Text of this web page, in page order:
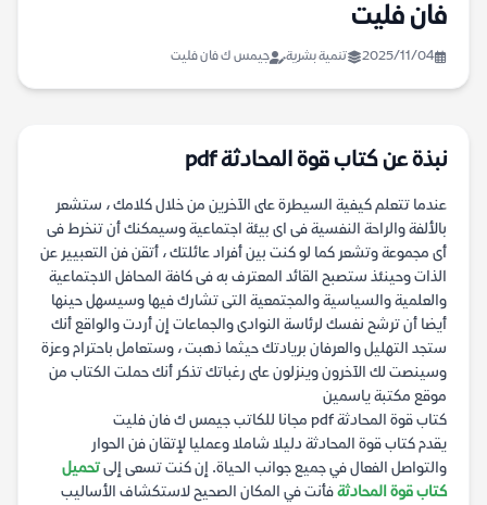
فان فليت
2025/11/04 تنمية بشرية جيمس ك فان فليت
نبذة عن كتاب قوة المحادثة pdf
عندما تتعلم كيفية السيطرة على الآخرين من خلال كلامك ، ستشعر
بالألفة والراحة النفسية فى اى بيئة اجتماعية وسيمكنك أن تنخرط فى
أى مجموعة وتشعر كما لو كنت بين أفراد عائلتك ، أتقن فن التعبيير عن
الذات وحينئذ ستصبح القائد المعترف به فى كافة المحافل الاجتماعية
والعلمية والسياسية والمجتمعية التى تشارك فيها وسيسهل حينها
أيضا أن ترشح نفسك لرئاسة النوادى والجماعات إن أردت والواقع أنك
ستجد التهليل والعرفان بريادتك حيثما ذهبت ، وستعامل باحترام وعزة
وسينصت لك الآخرون وينزلون على رغباتك تذكر أنك حملت الكتاب من
موقع مكتبة ياسمين
كتاب قوة المحادثة pdf مجانا للكاتب جيمس ك فان فليت
يقدم كتاب قوة المحادثة دليلا شاملا وعمليا لإتقان فن الحوار
والتواصل الفعال في جميع جوانب الحياة. إن كنت تسعى إلىتحميل
كتاب قوة المحادثةفأنت في المكان الصحيح لاستكشاف الأساليب